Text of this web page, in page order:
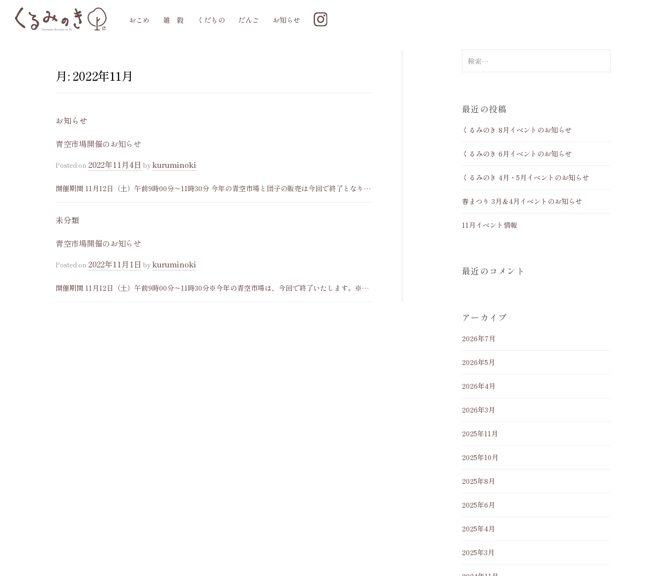
おこめ 雑 穀 くだもの だんご お知らせ
月:2022年11月
お知らせ
青空市場開催のお知らせ
Posted on 2022年11月4日 by kuruminoki
開催期間 11月12日（土）午前9時00分〜11時30分 今年の青空市場と団子の販売は今回で終了となりま
すので、駐車場はスタッフ...
未分類
青空市場開催のお知らせ
Posted on 2022年11月1日 by kuruminoki
開催期間 11月12日（土）午前9時00分〜11時30分※今年の青空市場は、今回で終了いたします。※今
索
最近の投稿
くるみのき 8月イベントのお知らせ
くるみのき 6月イベントのお知らせ
くるみのき 4月・5月イベントのお知らせ
春まつり 3月＆4月イベントのお知らせ
11月イベント情報
最近のコメント
アーカイブ
2026年7月
2026年5月
2026年4月
2026年3月
2025年11月
2025年10月
2025年8月
2025年6月
2025年4月
2025年3月